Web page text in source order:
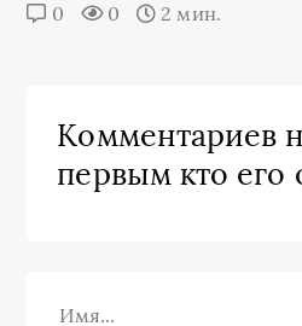
0 0 2 мин.
Комментариев
первым кто его